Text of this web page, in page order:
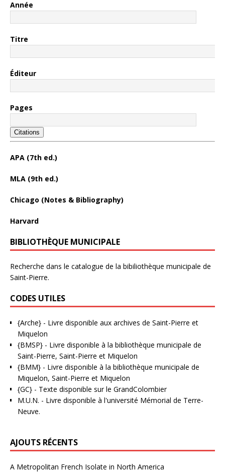
Année
Titre
Éditeur
Pages
Citations
APA (7th ed.)
MLA (9th ed.)
Chicago (Notes & Bibliography)
Harvard
BIBLIOTHÈQUE MUNICIPALE
Recherche dans le catalogue de la bibiliothèque municipale de
Saint-Pierre.
CODES UTILES
{Arche} - Livre disponible aux archives de Saint-Pierre et
Miquelon
{BMSP} - Livre disponible à la bibliothèque municipale de
Saint-Pierre, Saint-Pierre et Miquelon
{BMM} - Livre disponible à la bibliothèque municipale de
Miquelon, Saint-Pierre et Miquelon
{GC} - Texte disponible sur le GrandColombier
M.U.N. - Livre disponible à l'université Mémorial de Terre-
Neuve.
AJOUTS RÉCENTS
A Metropolitan French Isolate in North America